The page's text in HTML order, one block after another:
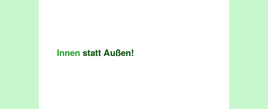
Innenstatt Außen!